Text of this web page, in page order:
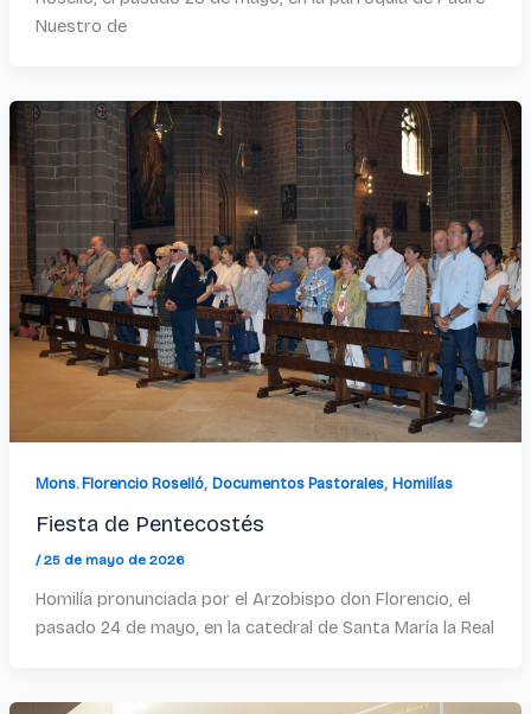
Nuestro de
Mons. Florencio Roselló, Documentos Pastorales, Homilías
Fiesta de Pentecostés
/25 de mayo de 2026
Homilía pronunciada por el Arzobispo don Florencio, el
pasado 24 de mayo, en la catedral de Santa María la Real